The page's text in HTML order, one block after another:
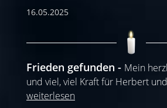
16.05.2025
Frieden gefunden
Mein
und viel, viel Kraft für Herbert
weiterlesen